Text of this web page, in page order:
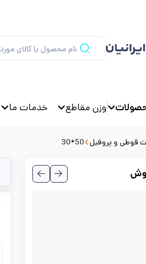
وزن مقاطع خدمات ما
قوطی و پروفیل 50*30